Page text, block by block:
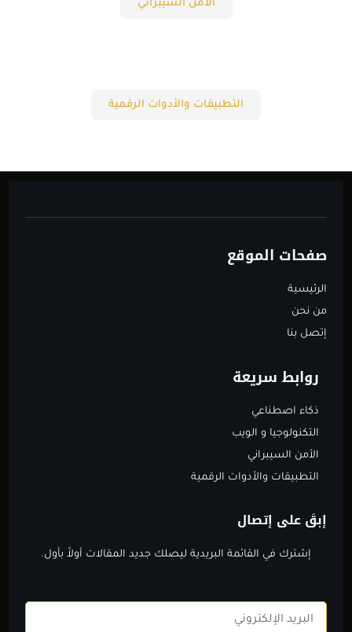
الأمن السيبراني
التطبيقات والأدوات الرقمية
صفحات الموقع
الرئيسية
من نحن
إتصل بنا
روابط سريعة
ذكاء اصطناعي
التكنولوجيا و الويب
الأمن السيبراني
التطبيقات والأدوات الرقمية
إبقَ على إتصال
إشترك في القائمة البريدية ليصلك جديد المقالات أولاََ بأول.